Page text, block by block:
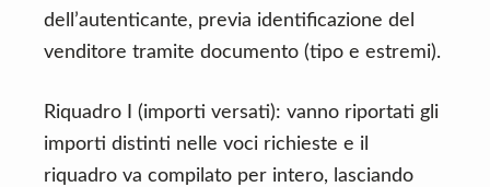
dell’autenticante, previa identificazione del
venditore tramite documento (tipo e estremi).
Riquadro I (importi versati): vanno riportati gli
importi distinti nelle voci richieste e il
riquadro va compilato per intero, lasciando